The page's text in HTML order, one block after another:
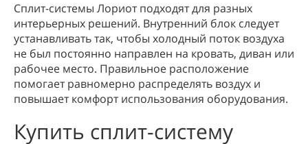
Сплит-системы Лориот подходят для разных
интерьерных решений. Внутренний блок следует
устанавливать так, чтобы холодный поток воздуха
не был постоянно направлен на кровать, диван или
рабочее место. Правильное расположение
помогает равномерно распределять воздух и
повышает комфорт использования оборудования.
Купить сплит-систему